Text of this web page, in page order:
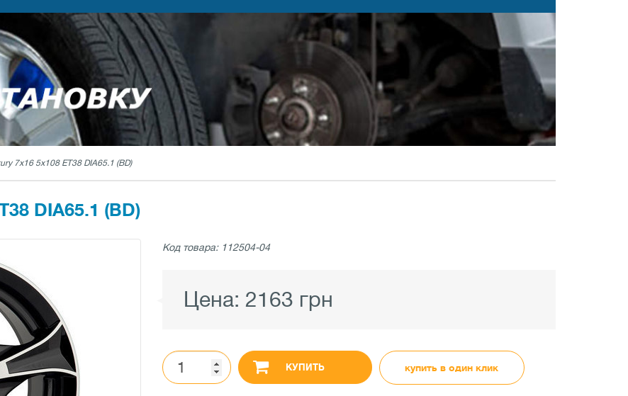
7x16 5x108 ET38 DIA65.1 (BD)
DIA65.1 (BD)
Код товара: 112504-04
Цена: 2163 грн
КУПИТЬ купить в один клик